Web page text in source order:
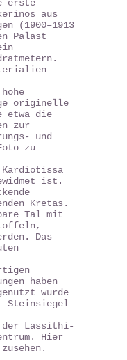
erste
aus
(1900–1913
Palast
originelle
etwa die
zur
und
zu
Kardiotissa
ist.
Kretas.
Tal mit
Das
haben
wurde
Steinsiegel
der Lassithi-
Hier